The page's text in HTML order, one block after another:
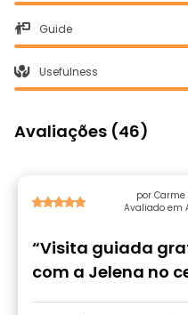
Guide
Usefulness
Avaliações (46)
por
Avaliado em
“Visita guiada
com a Jelena no
histórico”